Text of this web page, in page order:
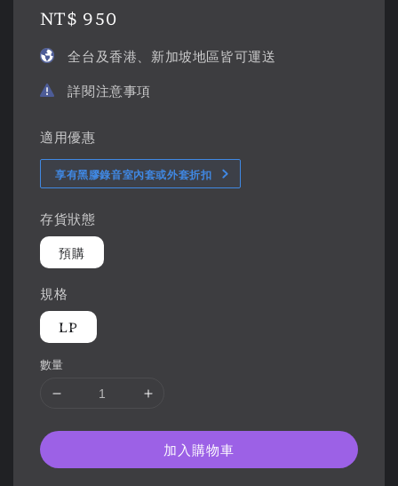
Regular
NT$ 950
全台及香港、新加坡地區皆可運送
詳閱注意事項
適用優惠
享有黑膠錄音室內套或外套折扣
存貨狀態
預購
規格
LP
數量
加入購物車